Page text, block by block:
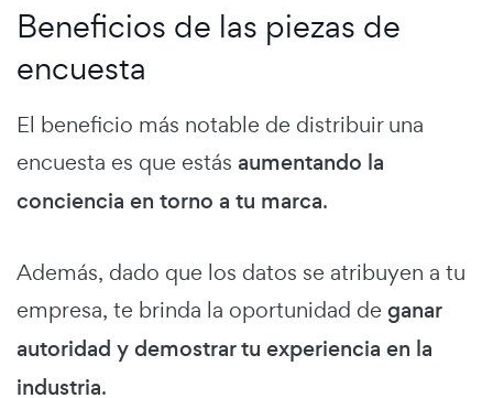
Beneficios de las piezas de
encuesta
El beneficio más notable de distribuir una
encuesta es que estás aumentando la
conciencia en torno a tu marca.
Además, dado que los datos se atribuyen a tu
empresa, te brinda la oportunidad de ganar
autoridad y demostrar tu experiencia en la
industria.